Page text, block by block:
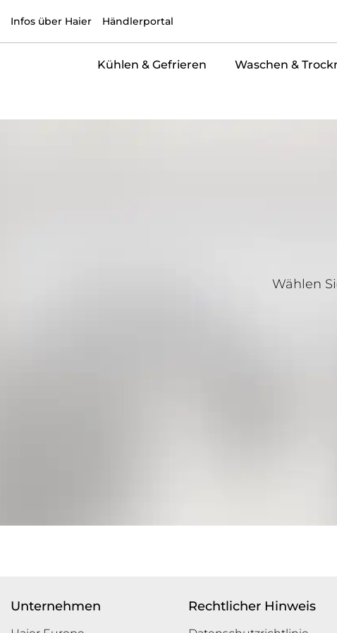
Infos über Haier Händlerportal
Kühlen & Gefrieren Waschen &
Wählen
Unternehmen Rechtlicher Hinweis